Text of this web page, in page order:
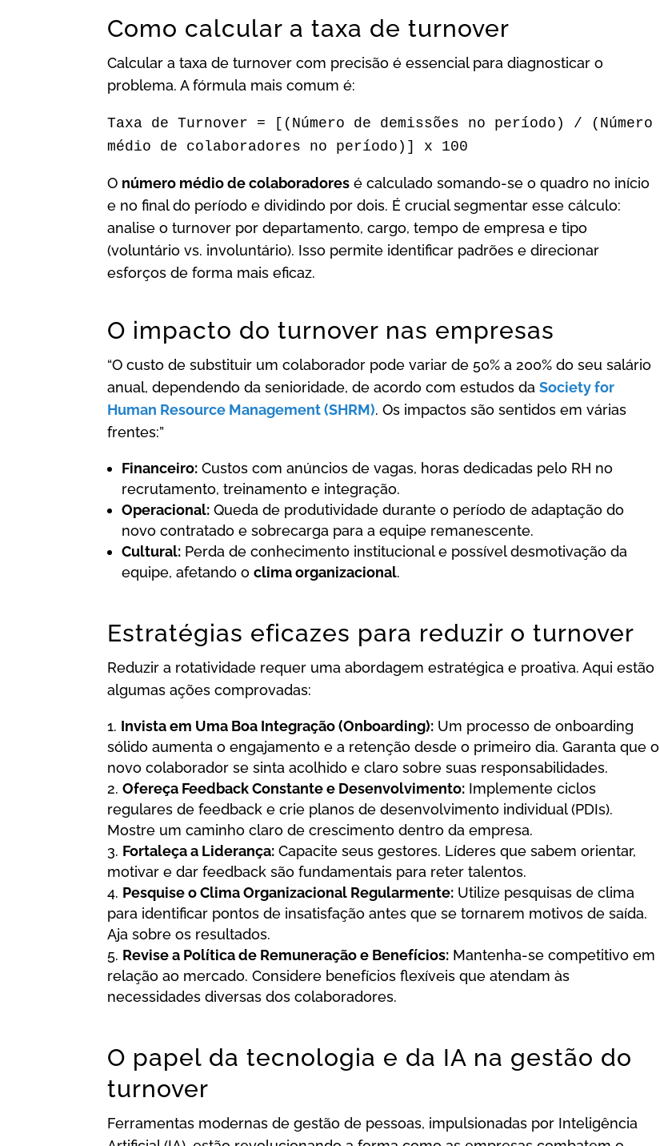
Como calcular a taxa de turnover
Calcular a taxa de turnover com precisão é essencial para diagnosticar o
problema. A fórmula mais comum é:
Taxa de Turnover = [(Número de demissões no período) / (Número
médio de colaboradores no período)] x 100
O número médio de colaboradores é calculado somando-se o quadro no início
e no final do período e dividindo por dois. É crucial segmentar esse cálculo:
analise o turnover por departamento, cargo, tempo de empresa e tipo
(voluntário vs. involuntário). Isso permite identificar padrões e direcionar
esforços de forma mais eficaz.
O impacto do turnover nas empresas
“O custo de substituir um colaborador pode variar de 50% a 200% do seu salário
anual, dependendo da senioridade, de acordo com estudos daSociety for
Human Resource Management (SHRM). Os impactos são sentidos em várias
frentes:”
Financeiro: Custos com anúncios de vagas, horas dedicadas pelo RH no
recrutamento, treinamento e integração.
Operacional: Queda de produtividade durante o período de adaptação do
novo contratado e sobrecarga para a equipe remanescente.
Cultural: Perda de conhecimento institucional e possível desmotivação da
equipe, afetando oclima organizacional.
Estratégias eficazes para reduzir o turnover
Reduzir a rotatividade requer uma abordagem estratégica e proativa. Aqui estão
algumas ações comprovadas:
Invista em Uma Boa Integração (Onboarding): Um processo de onboarding
sólido aumenta o engajamento e a retenção desde o primeiro dia. Garanta que o
novo colaborador se sinta acolhido e claro sobre suas responsabilidades.
Ofereça Feedback Constante e Desenvolvimento: Implemente ciclos
regulares de feedback e crie planos de desenvolvimento individual (PDIs).
Mostre um caminho claro de crescimento dentro da empresa.
Fortaleça a Liderança: Capacite seus gestores. Líderes que sabem orientar,
motivar e dar feedback são fundamentais para reter talentos.
Pesquise o Clima Organizacional Regularmente: Utilize pesquisas de clima
para identificar pontos de insatisfação antes que se tornarem motivos de saída.
Aja sobre os resultados.
Revise a Política de Remuneração e Benefícios: Mantenha-se competitivo em
relação ao mercado. Considere benefícios flexíveis que atendam às
necessidades diversas dos colaboradores.
O papel da tecnologia e da IA na gestão do
turnover
Ferramentas modernas de gestão de pessoas, impulsionadas por Inteligência